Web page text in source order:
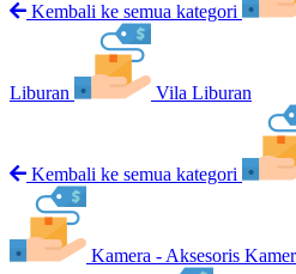
Kembali ke semua kategori
Liburan Vila Liburan
Kembali ke semua kategori
Kamera - Aksesoris